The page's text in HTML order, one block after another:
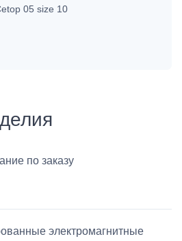
05 size 10
по заказу
электромагнитные